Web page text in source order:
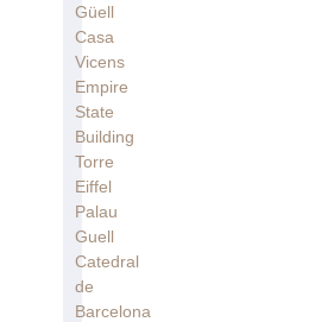
Güell
Casa
Vicens
Empire
State
Building
Torre
Eiffel
Palau
Guell
Catedral
de
Barcelona